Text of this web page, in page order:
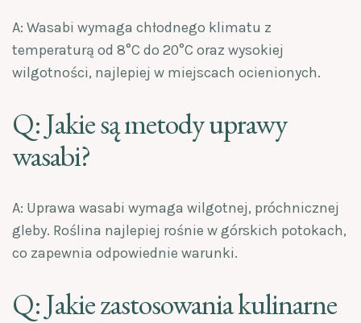
A: Wasabi wymaga chłodnego klimatu z
temperaturą od 8°C do 20°C oraz wysokiej
wilgotności, najlepiej w miejscach ocienionych.
Q: Jakie są metody uprawy
wasabi?
A: Uprawa wasabi wymaga wilgotnej, próchnicznej
gleby. Roślina najlepiej rośnie w górskich potokach,
co zapewnia odpowiednie warunki.
Q: Jakie zastosowania kulinarne